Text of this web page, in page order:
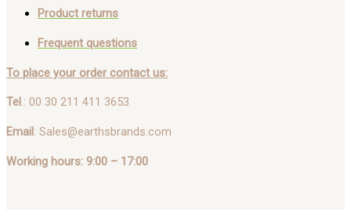
Product returns
Frequent questions
To place your order contact us:
Tel .: 00 30 211 411 3653
Email: Sales@earthsbrands.com
Working hours: 9:00 – 17:00